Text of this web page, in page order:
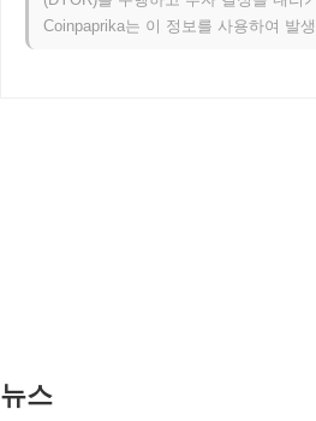
속적인 성공을 위한 기반을 마련하고 있습
니다.
Coinpaprika는 이 정보를 사용하여 발
뉴스